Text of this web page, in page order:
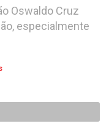
Oswaldo Cruz
especialmente